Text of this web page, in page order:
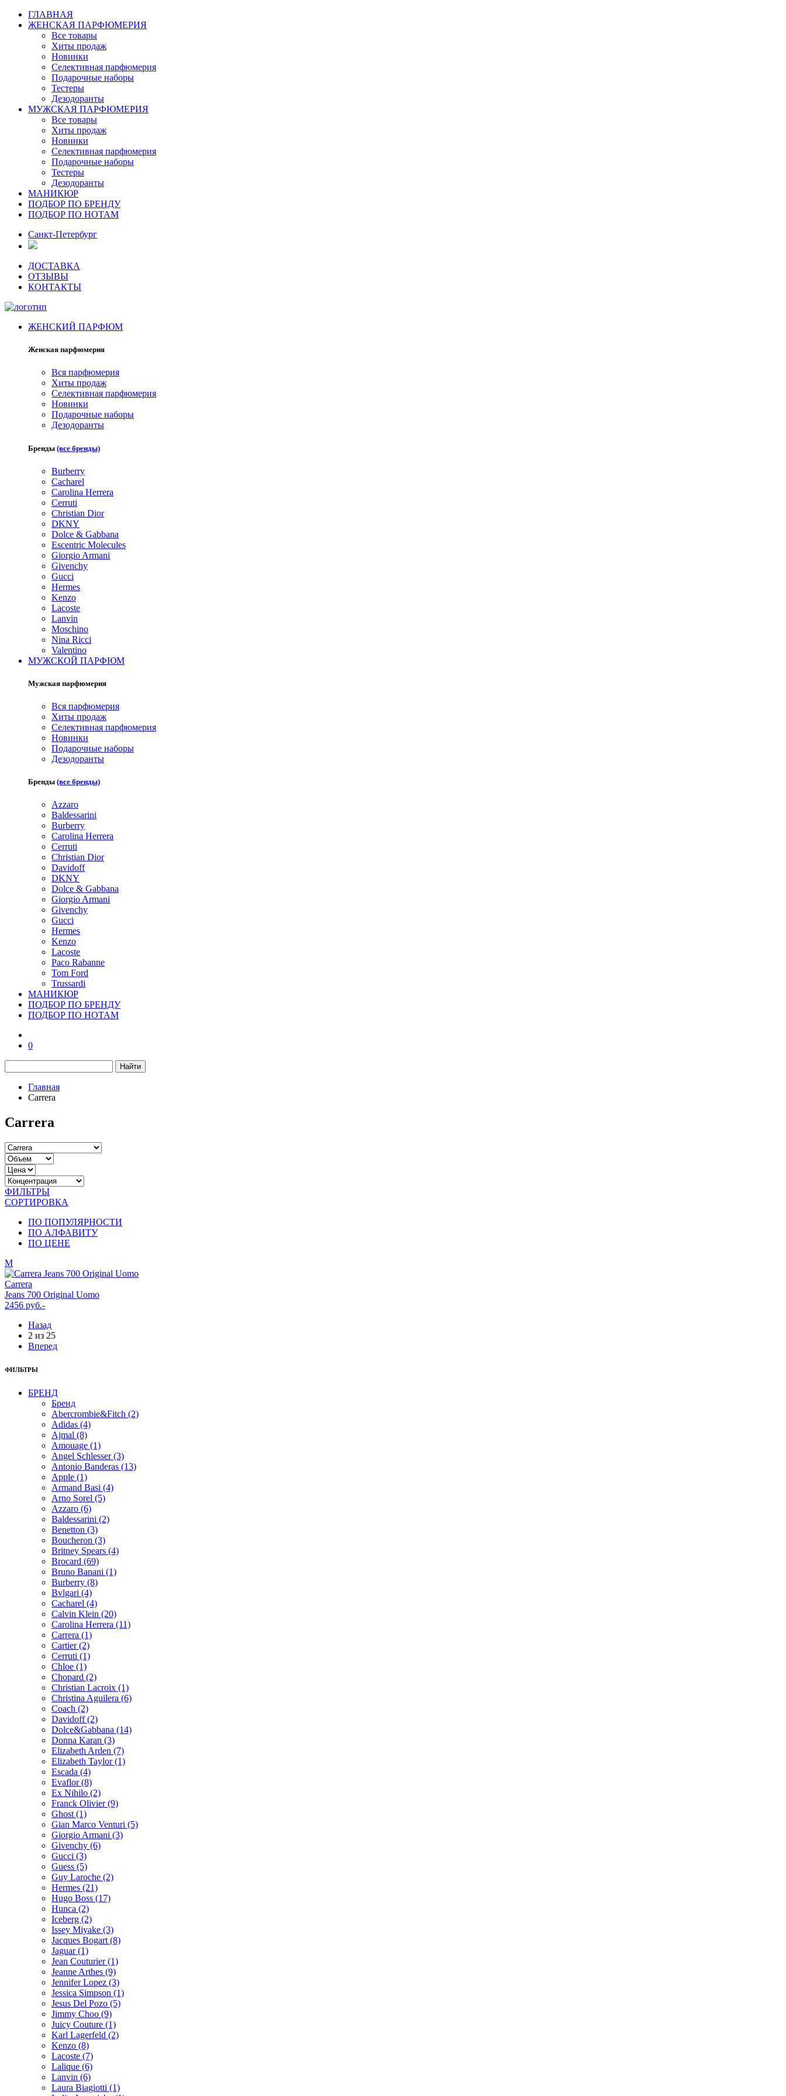
ГЛАВНАЯ
ЖЕНСКАЯ ПАРФЮМЕРИЯ
Все товары
Хиты продаж
Новинки
Селективная парфюмерия
Подарочные наборы
Тестеры
Дезодоранты
МУЖСКАЯ ПАРФЮМЕРИЯ
Все товары
Хиты продаж
Новинки
Селективная парфюмерия
Подарочные наборы
Тестеры
Дезодоранты
МАНИКЮР
ПОДБОР ПО БРЕНДУ
ПОДБОР ПО НОТАМ
Санкт-Петербург
ДОСТАВКА
ОТЗЫВЫ
КОНТАКТЫ
ЖЕНСКИЙ ПАРФЮМ
Женская парфюмерия
Вся парфюмерия
Хиты продаж
Селективная парфюмерия
Новинки
Подарочные наборы
Дезодоранты
Бренды (все бренды)
Burberry
Cacharel
Carolina Herrera
Cerruti
Christian Dior
DKNY
Dolce & Gabbana
Escentric Molecules
Giorgio Armani
Givenchy
Gucci
Hermes
Kenzo
Lacoste
Lanvin
Moschino
Nina Ricci
Valentino
МУЖСКОЙ ПАРФЮМ
Мужская парфюмерия
Вся парфюмерия
Хиты продаж
Селективная парфюмерия
Новинки
Подарочные наборы
Дезодоранты
Бренды (все бренды)
Azzaro
Baldessarini
Burberry
Carolina Herrera
Cerruti
Christian Dior
Davidoff
DKNY
Dolce & Gabbana
Giorgio Armani
Givenchy
Gucci
Hermes
Kenzo
Lacoste
Paco Rabanne
Tom Ford
Trussardi
МАНИКЮР
ПОДБОР ПО БРЕНДУ
ПОДБОР ПО НОТАМ
0
Найти
Главная
Carrera
Carrera
ФИЛЬТРЫ
СОРТИРОВКА
ПО ПОПУЛЯРНОСТИ
ПО АЛФАВИТУ
ПО ЦЕНЕ
М
Carrera
Jeans 700 Original Uomo
2456 руб.-
Назад
2 из 25
Вперед
ФИЛЬТРЫ
БРЕНД
Бренд
Abercrombie&Fitch (2)
Adidas (4)
Ajmal (8)
Amouage (1)
Angel Schlesser (3)
Antonio Banderas (13)
Apple (1)
Armand Basi (4)
Arno Sorel (5)
Azzaro (6)
Baldessarini (2)
Benetton (3)
Boucheron (3)
Britney Spears (4)
Brocard (69)
Bruno Banani (1)
Burberry (8)
Bvlgari (4)
Cacharel (4)
Calvin Klein (20)
Carolina Herrera (11)
Carrera (1)
Cartier (2)
Cerruti (1)
Chloe (1)
Chopard (2)
Christian Lacroix (1)
Christina Aguilera (6)
Coach (2)
Davidoff (2)
Dolce&Gabbana (14)
Donna Karan (3)
Elizabeth Arden (7)
Elizabeth Taylor (1)
Escada (4)
Evaflor (8)
Ex Nihilo (2)
Franck Olivier (9)
Ghost (1)
Gian Marco Venturi (5)
Giorgio Armani (3)
Givenchy (6)
Gucci (3)
Guess (5)
Guy Laroche (2)
Hermes (21)
Hugo Boss (17)
Hunca (2)
Iceberg (2)
Issey Miyake (3)
Jacques Bogart (8)
Jaguar (1)
Jean Couturier (1)
Jeanne Arthes (9)
Jennifer Lopez (3)
Jessica Simpson (1)
Jesus Del Pozo (5)
Jimmy Choo (9)
Juicy Couture (1)
Karl Lagerfeld (2)
Kenzo (8)
Lacoste (7)
Lalique (6)
Lanvin (6)
Laura Biagiotti (1)